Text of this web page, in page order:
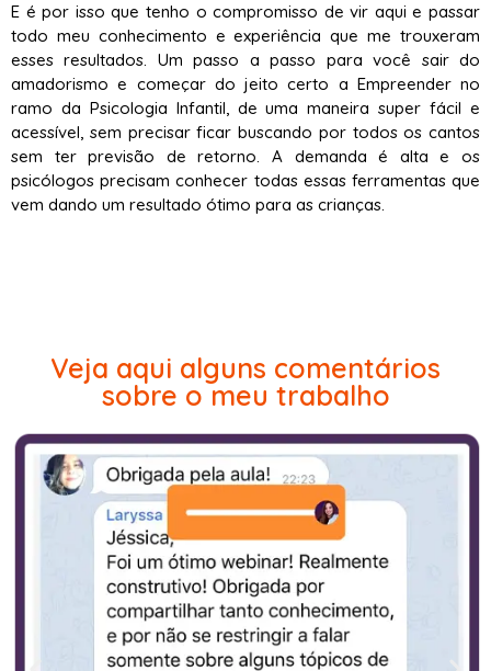
E é por isso que tenho o compromisso de vir aqui e passar
todo meu conhecimento e experiência que me trouxeram
esses resultados. Um passo a passo para você sair do
amadorismo e começar do jeito certo a Empreender no
ramo da Psicologia Infantil, de uma maneira super fácil e
acessível, sem precisar ficar buscando por todos os cantos
sem ter previsão de retorno. A demanda é alta e os
psicólogos precisam conhecer todas essas ferramentas que
vem dando um resultado ótimo para as crianças.
Veja aqui alguns comentários
sobre o meu trabalho